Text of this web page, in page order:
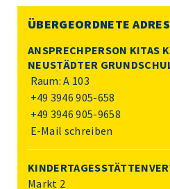
ÜBERGEORDNETE
ANSPRECHPERSON KITAS
NEUSTÄDTER
Raum: A 103
+49 3946 905-658
+49 3946 905-9658
E-Mail schreiben
Markt 2